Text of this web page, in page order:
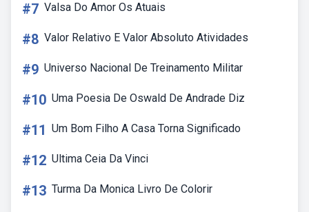
#7 Valsa Do Amor Os Atuais
#8 Valor Relativo E Valor Absoluto Atividades
#9 Universo Nacional De Treinamento Militar
#10 Uma Poesia De Oswald De Andrade Diz
#11 Um Bom Filho A Casa Torna Significado
#12 Ultima Ceia Da Vinci
#13 Turma Da Monica Livro De Colorir